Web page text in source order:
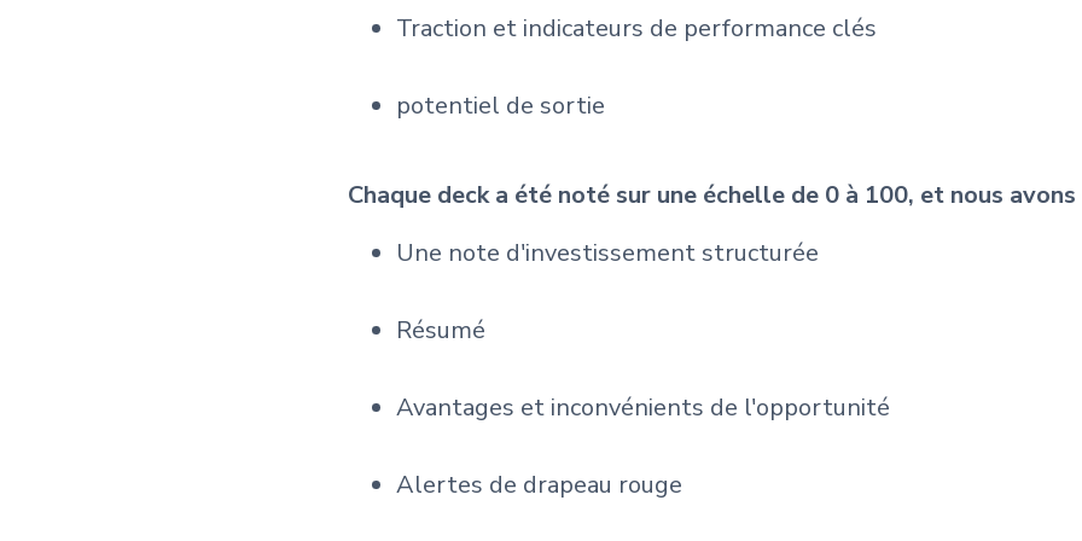
Traction et indicateurs de performance clés
potentiel de sortie
Chaque deck a été noté sur une échelle de 0 à 100, et nous avons
Une note d'investissement structurée
Résumé
Avantages et inconvénients de l'opportunité
Alertes de drapeau rouge